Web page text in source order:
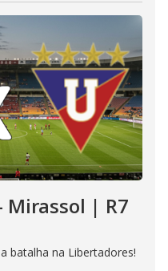
Mirassol | R7
batalha na Libertadores!